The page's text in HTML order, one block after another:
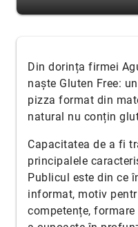
Din dorința firmei
naște Gluten Free:
pizza format din
natural nu conțin
Capacitatea de a fi
principalele
Publicul este din ce
informat, motiv
competențe,